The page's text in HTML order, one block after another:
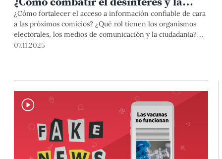
desinformación por las próximas
elecciones?
¿Cómo fortalecer el acceso a información confiable de cara
a las próximos comicios? ¿Qué rol tienen los organismos
electorales, los medios de comunicación y la ciudadanía?
Estos fueron algunos de los puntos tratados en el seminario
07.11.2025